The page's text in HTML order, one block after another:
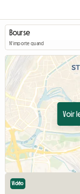
N'importe quand
Voir
Vidéo